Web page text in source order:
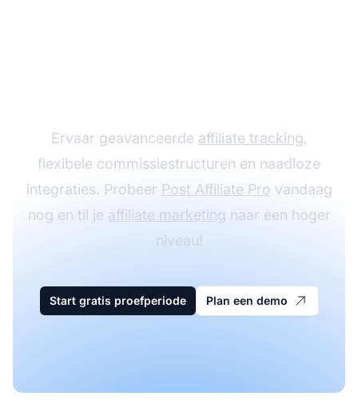
Ervaar geavanceerde affiliate tracking,
flexibele commissiestructuren en naadloze
integraties. Probeer Post Affiliate Pro vandaag
nog en til je affiliate marketing naar een hoger
niveau!
Start gratis proefperiode Plan een demo